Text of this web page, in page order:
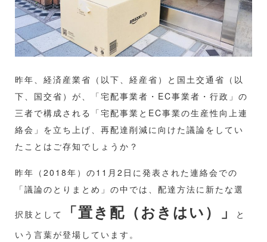
昨年、経済産業省（以下、経産省）と国土交通省（以
下、国交省）が、「宅配事業者・EC事業者・行政」の
三者で構成される「宅配事業とEC事業の生産性向上連
絡会」を立ち上げ、再配達削減に向けた議論をしてい
たことはご存知でしょうか？
昨年（2018年）の11月2日に発表された連絡会での
「議論のとりまとめ」の中では、配達方法に新たな選
択肢として 「置き配（おきはい）」
と
いう言葉が登場しています。